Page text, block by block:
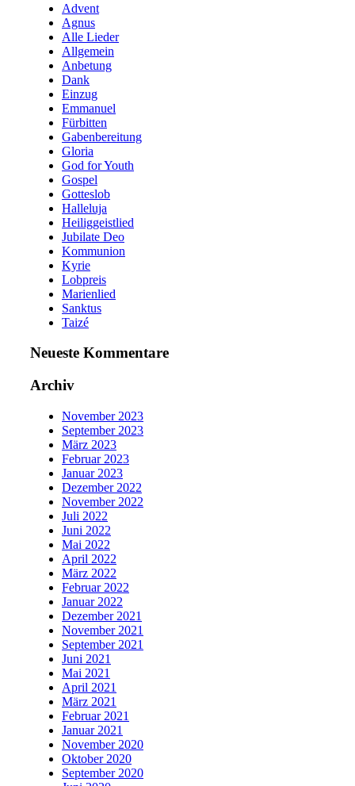
Advent
Agnus
Alle Lieder
Allgemein
Anbetung
Dank
Einzug
Emmanuel
Fürbitten
Gabenbereitung
Gloria
God for Youth
Gospel
Gotteslob
Halleluja
Heiliggeistlied
Jubilate Deo
Kommunion
Kyrie
Lobpreis
Marienlied
Sanktus
Taizé
Neueste Kommentare
Archiv
November 2023
September 2023
März 2023
Februar 2023
Januar 2023
Dezember 2022
November 2022
Juli 2022
Juni 2022
Mai 2022
April 2022
März 2022
Februar 2022
Januar 2022
Dezember 2021
November 2021
September 2021
Juni 2021
Mai 2021
April 2021
März 2021
Februar 2021
Januar 2021
November 2020
Oktober 2020
September 2020